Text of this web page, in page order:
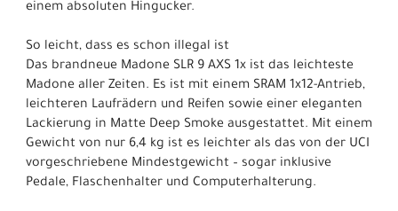
einem absoluten Hingucker.
So leicht, dass es schon illegal ist
Das brandneue Madone SLR 9 AXS 1x ist das leichteste
Madone aller Zeiten. Es ist mit einem SRAM 1x12-Antrieb,
leichteren Laufrädern und Reifen sowie einer eleganten
Lackierung in Matte Deep Smoke ausgestattet. Mit einem
Gewicht von nur 6,4 kg ist es leichter als das von der UCI
vorgeschriebene Mindestgewicht – sogar inklusive
Pedale, Flaschenhalter und Computerhalterung.